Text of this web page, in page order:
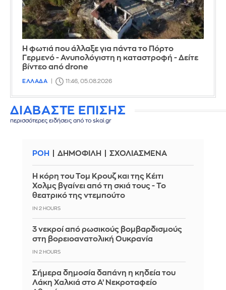
Η φωτιά που άλλαξε για πάντα το Πόρτο
Γερμενό - Ανυπολόγιστη η καταστροφή - Δείτε
βίντεο από drone
ΕΛΛΑΔΑ 11:46, 05.08.2026
ΔΙΑΒΑΣΤΕ ΕΠΙΣΗΣ
περισσότερες ειδήσεις από το skai.gr
ΡΟΗ ΔΗΜΟΦΙΛΗ ΣΧΟΛΙΑΣΜΕΝΑ
Η κόρη του Τομ Κρουζ και της Κέιτι
Χολμς βγαίνει από τη σκιά τους - Το
θεατρικό της ντεμπούτο
IN 2 HOURS
3 νεκροί από ρωσικούς βομβαρδισμούς
στη βορειοανατολική Ουκρανία
IN 2 HOURS
Σήμερα δημοσία δαπάνη η κηδεία του
Λάκη Χαλκιά στο Α’ Νεκροταφείο